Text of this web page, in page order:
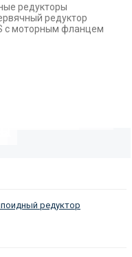
редуктор